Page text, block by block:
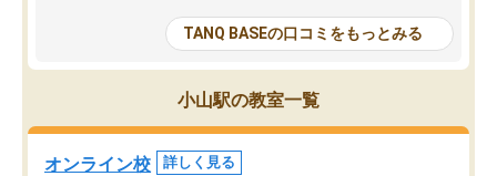
大学生の目だけでなく、数人の大人に
も目を通して頂ける。そのため多くの
意見を聞くことができ、より良いもの
を推敲することが可能だ。
どの人も優しく、親身に接してくださ
るのでやる気も出て、良かったで
す！！
総合型選抜対策として志
接・小論文などの技術指
ション内容になっていま
を社会人として働いてい
TANQ BASEの口コミをもっとみる
小山駅の教室一覧
オンライン校 詳しく見る